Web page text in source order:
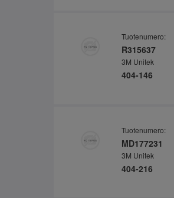
Tuotenumero:
R315637
3M Unitek
404-146
Tuotenumero:
MD177231
3M Unitek
404-216